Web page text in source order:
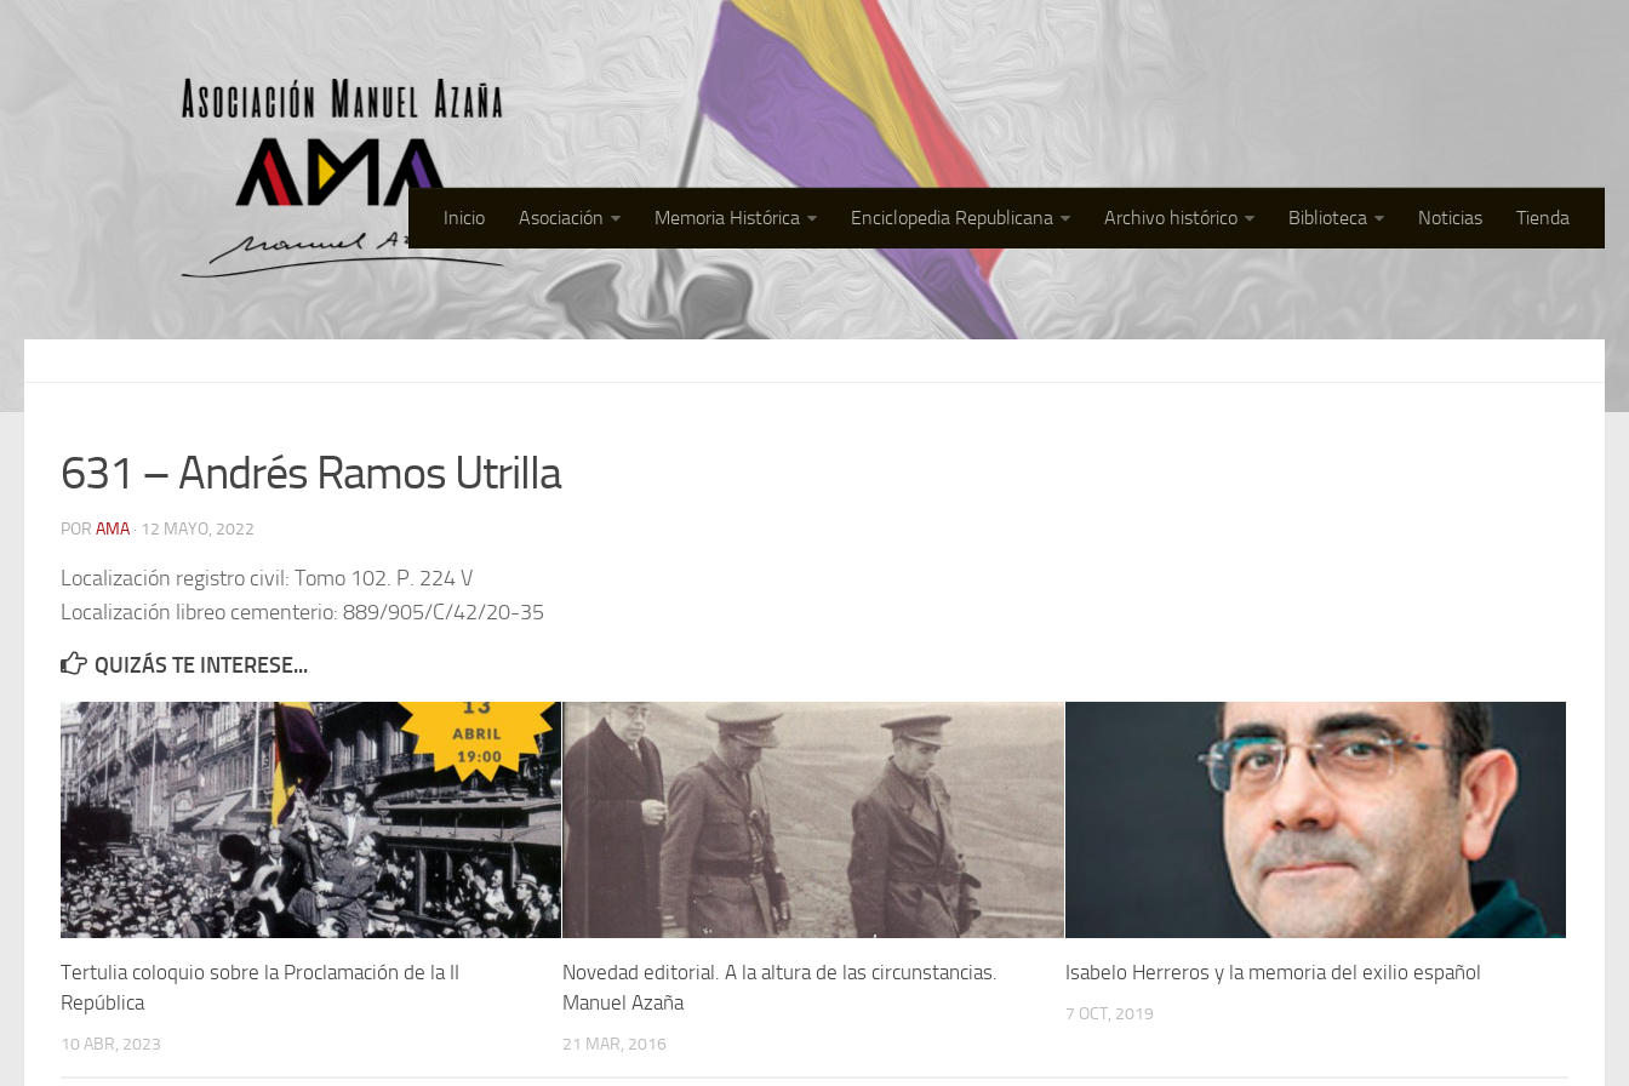
Inicio Asociación Memoria Histórica Enciclopedia Republicana Archivo histórico Biblioteca Noticias Tienda
631 – Andrés Ramos Utrilla
POR AMA · 12 MAYO, 2022
Localización registro civil: Tomo 102. P. 224 V
Localización libreo cementerio: 889/905/C/42/20-35
QUIZÁS TE INTERESE...
Tertulia coloquio sobre la Proclamación de la II
República
10 ABR, 2023
Novedad editorial. A la altura de las circunstancias.
Manuel Azaña
21 MAR, 2016
Isabelo Herreros y la memoria del exilio español
7 OCT, 2019